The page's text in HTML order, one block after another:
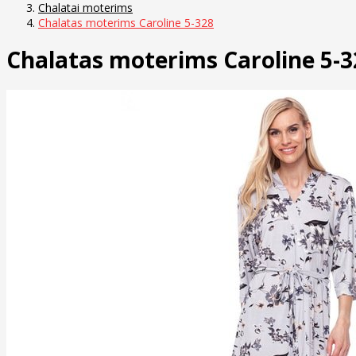
Chalatai moterims
Chalatas moterims Caroline 5-328
Chalatas moterims Caroline 5-